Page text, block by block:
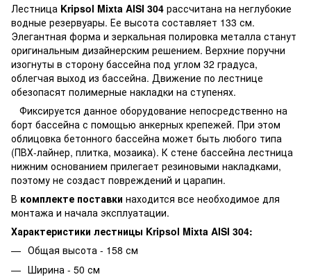
Лестница Kripsol Mixta AISI 304 рассчитана на неглубокие
водные резервуары. Ее высота составляет 133 см.
Элегантная форма и зеркальная полировка металла станут
оригинальным дизайнерским решением. Верхние поручни
изогнуты в сторону бассейна под углом 32 градуса,
облегчая выход из бассейна. Движение по лестнице
обезопасят полимерные накладки на ступенях.
Фиксируется данное оборудование непосредственно на
борт бассейна с помощью анкерных крепежей. При этом
облицовка бетонного бассейна может быть любого типа
(ПВХ-лайнер, плитка, мозаика). К стене бассейна лестница
нижним основанием прилегает резиновыми накладками,
поэтому не создаст повреждений и царапин.
В комплекте поставки находится все необходимое для
монтажа и начала эксплуатации.
Характеристики лестницы Kripsol Mixta AISI 304:
Общая высота - 158 см
Ширина - 50 см